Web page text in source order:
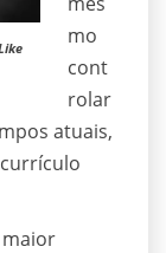
mo
cont
rolar
atuais,